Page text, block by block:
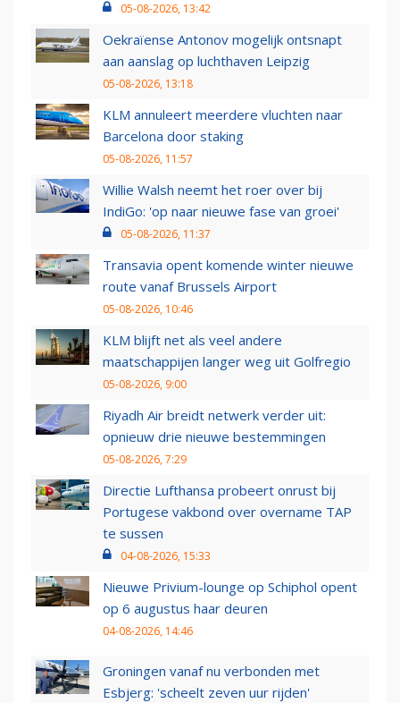
05-08-2026, 13:42
Oekraïense Antonov mogelijk ontsnapt
aan aanslag op luchthaven Leipzig
05-08-2026, 13:18
KLM annuleert meerdere vluchten naar
Barcelona door staking
05-08-2026, 11:57
Willie Walsh neemt het roer over bij
IndiGo: 'op naar nieuwe fase van groei'
05-08-2026, 11:37
Transavia opent komende winter nieuwe
route vanaf Brussels Airport
05-08-2026, 10:46
KLM blijft net als veel andere
maatschappijen langer weg uit Golfregio
05-08-2026, 9:00
Riyadh Air breidt netwerk verder uit:
opnieuw drie nieuwe bestemmingen
05-08-2026, 7:29
Directie Lufthansa probeert onrust bij
Portugese vakbond over overname TAP
te sussen
04-08-2026, 15:33
Nieuwe Privium-lounge op Schiphol opent
op 6 augustus haar deuren
04-08-2026, 14:46
Groningen vanaf nu verbonden met
Esbjerg: 'scheelt zeven uur rijden'